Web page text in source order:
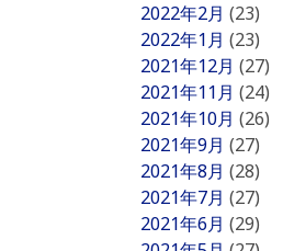
2022年2月 (23)
2022年1月 (23)
2021年12月 (27)
2021年11月 (24)
2021年10月 (26)
2021年9月 (27)
2021年8月 (28)
2021年7月 (27)
2021年6月 (29)